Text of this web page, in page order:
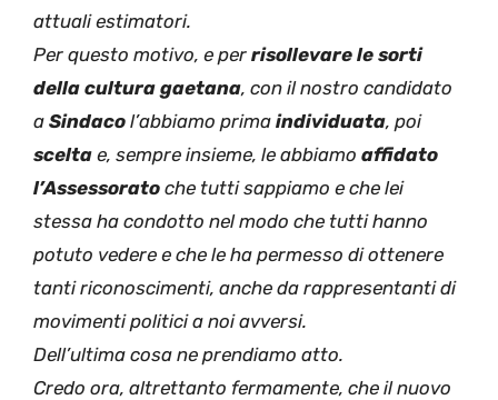
attuali estimatori.
Per questo motivo, e per risollevare le sorti
della cultura gaetana, con il nostro candidato
a Sindaco l’abbiamo prima individuata, poi
scelta e, sempre insieme, le abbiamo affidato
l’Assessorato che tutti sappiamo e che lei
stessa ha condotto nel modo che tutti hanno
potuto vedere e che le ha permesso di ottenere
tanti riconoscimenti, anche da rappresentanti di
movimenti politici a noi avversi.
Dell’ultima cosa ne prendiamo atto.
Credo ora, altrettanto fermamente, che il nuovo